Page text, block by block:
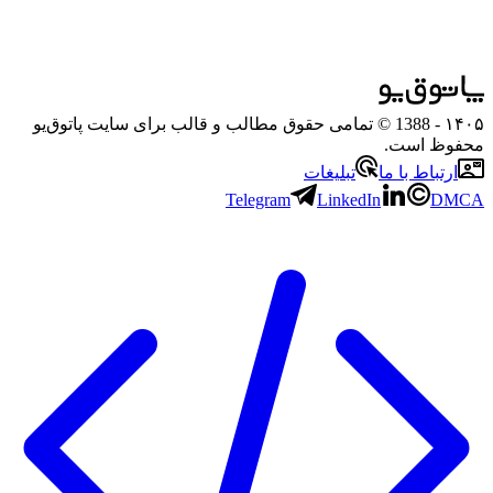
۱۴۰۵
- 1388 © تمامی حقوق مطالب و قالب برای سایت پاتوق‌یو
محفوظ است.
ارتباط با ما
تبلیغات
Telegram
LinkedIn DMCA